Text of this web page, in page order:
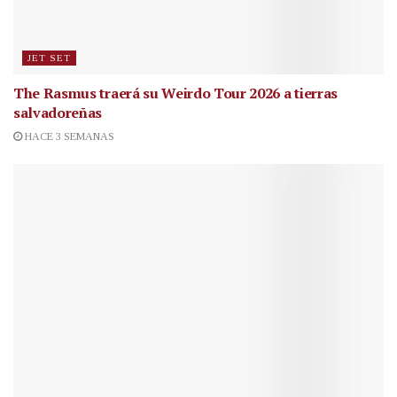
JET SET
The Rasmus traerá su Weirdo Tour 2026 a tierras
salvadoreñas
HACE 3 SEMANAS